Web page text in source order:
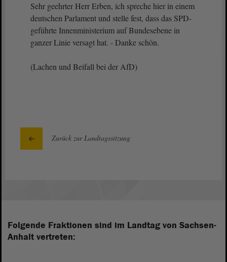
Sehr geehrter Herr Erben, ich spreche hier in einem
deutschen Parlament und stelle fest, dass das SPD-
geführte Innenministerium auf Bundesebene in
ganzer Linie versagt hat. - Danke schön.
(Lachen und Beifall bei der AfD)
Zurück zur Landtagssitzung
Folgende Fraktionen sind im Landtag von Sachsen-
Anhalt vertreten: